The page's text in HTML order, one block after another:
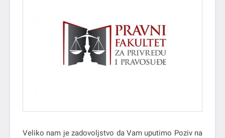
Veliko nam je zadovoljstvo da Vam uputimo Poziv na